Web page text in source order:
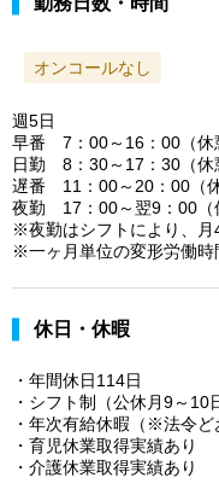
オンコールなし
週5日
早番 7：00～16：00（休
日勤 8：30～17：30（休
遅番 11：00～20：00（休
夜勤 17：00～翌9：00（
※夜勤はシフトにより、月
※一ヶ月単位の変形労働時
休日・休暇
・年間休日114日
・シフト制（公休月9～
・年次有給休暇（※法令ど
・育児休業取得実績あり
・介護休業取得実績あり